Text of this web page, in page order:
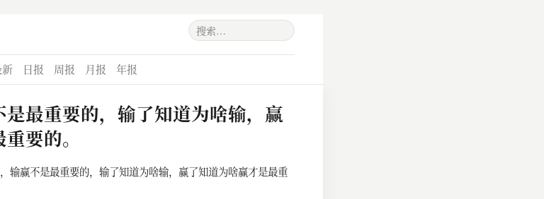
新 日报 周报 月报 年报
最重要的，输了知道为啥输，赢
要的。
输赢不是最重要的，输了知道为啥输，赢了知道为啥赢才是最重